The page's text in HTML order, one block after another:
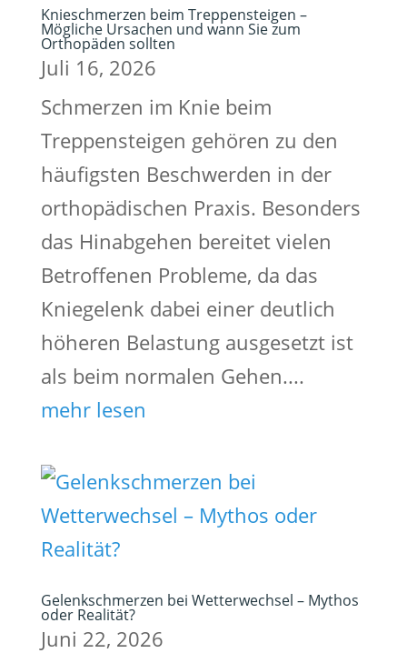
Knieschmerzen beim Treppensteigen –
Mögliche Ursachen und wann Sie zum
Orthopäden sollten
Juli 16, 2026
Schmerzen im Knie beim
Treppensteigen gehören zu den
häufigsten Beschwerden in der
orthopädischen Praxis. Besonders
das Hinabgehen bereitet vielen
Betroffenen Probleme, da das
Kniegelenk dabei einer deutlich
höheren Belastung ausgesetzt ist
als beim normalen Gehen....
mehr lesen
Gelenkschmerzen bei Wetterwechsel – Mythos
oder Realität?
Juni 22, 2026